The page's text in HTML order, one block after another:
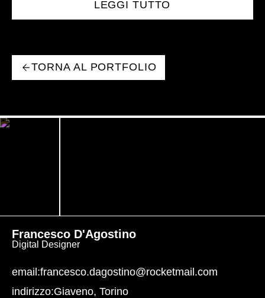
TORNA AL PORTFOLIO
LEGGI TUTTO
Francesco D'Agostino
Digital Designer
email:francesco.dagostino@rocketmail.com
indirizzo:Giaveno, Torino